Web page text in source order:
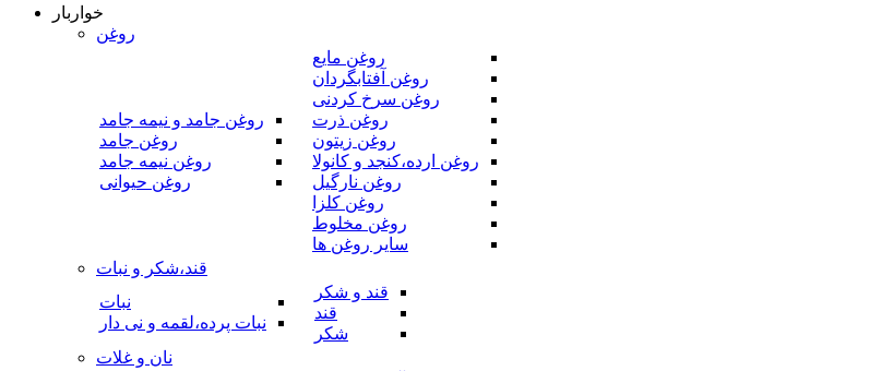
خواربار
روغن
روغن مایع
روغن آفتابگردان
روغن سرخ کردنی
روغن ذرت
روغن زیتون
روغن ارده،کنجد و کانولا
روغن نارگیل
روغن کلزا
روغن مخلوط
سایر روغن ها
روغن جامد و نیمه جامد
روغن جامد
روغن نیمه جامد
روغن حیوانی
قند،شکر و نبات
قند و شکر
قند
شکر
نبات
نبات پرده،لقمه و نی دار
نان و غلات